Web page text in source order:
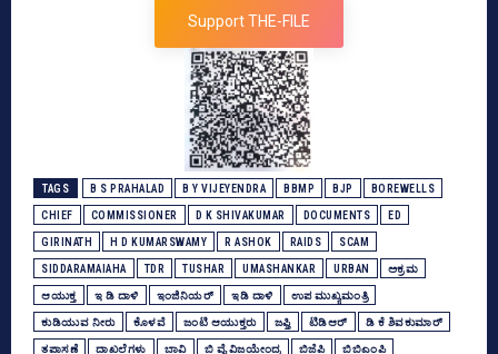
Support THE-FILE
TAGS B S PRAHALAD B Y VIJEYENDRA BBMP BJP BOREWELLS
CHIEF COMMISSIONER D K SHIVAKUMAR DOCUMENTS ED
GIRINATH H D KUMARSWAMY R ASHOK RAIDS SCAM
SIDDARAMAIAHA TDR TUSHAR UMASHANKAR URBAN ಅಕ್ರಮ
ಆಯುಕ್ತ ಇ ಡಿ ದಾಳಿ ಇಂಜಿನಿಯರ್‌ ಇಡಿ ದಾಳಿ ಉಪ ಮುಖ್ಯಮಂತ್ರಿ
ಕುಡಿಯುವ ನೀರು ಕೊಳವೆ ಜಂಟಿ ಆಯುಕ್ತರು ಜಫ್ತಿ ಟಿಡಿಆರ್‌ ಡಿ ಕೆ ಶಿವಕುಮಾರ್
ತಪಾಸಣೆ ದಾಖಲೆಗಳು ಬಾವಿ ಬಿ ವೈ ವಿಜಯೇಂದ್ರ ಬಿಜೆಪಿ ಬಿಬಿಎಂಪಿ